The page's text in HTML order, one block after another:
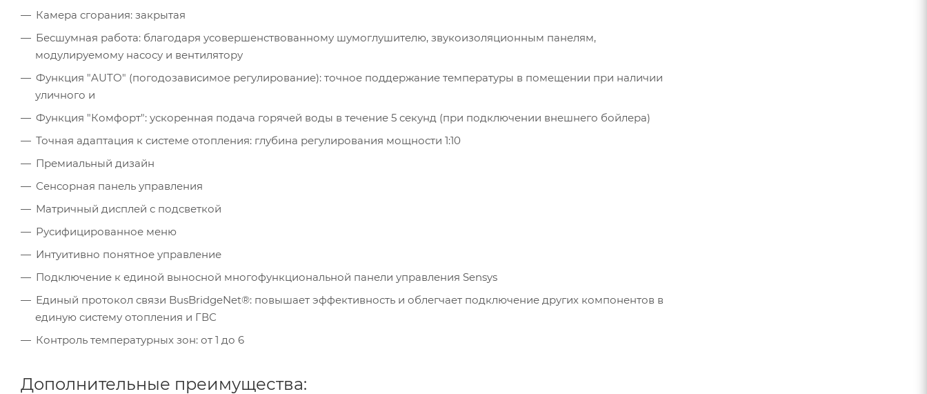
Камера сгорания: закрытая
Бесшумная работа: благодаря усовершенствованному шумоглушителю, звукоизоляционным панелям,
модулируемому насосу и вентилятору
Функция "AUTO" (погодозависимое регулирование): точное поддержание температуры в помещении при наличии
уличного и
Функция "Комфорт": ускоренная подача горячей воды в течение 5 секунд (при подключении внешнего бойлера)
Точная адаптация к системе отопления: глубина регулирования мощности 1:10
Премиальный дизайн
Сенсорная панель управления
Матричный дисплей с подсветкой
Русифицированное меню
Интуитивно понятное управление
Подключение к единой выносной многофункциональной панели управления Sensys
Единый протокол связи BusBridgeNet®: повышает эффективность и облегчает подключение других компонентов в
единую систему отопления и ГВС
Контроль температурных зон: от 1 до 6
Дополнительные преимущества: